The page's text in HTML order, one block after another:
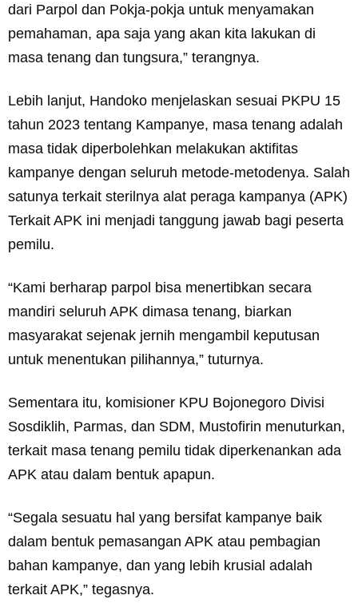
dari Parpol dan Pokja-pokja untuk menyamakan
pemahaman, apa saja yang akan kita lakukan di
masa tenang dan tungsura,” terangnya.
Lebih lanjut, Handoko menjelaskan sesuai PKPU 15
tahun 2023 tentang Kampanye, masa tenang adalah
masa tidak diperbolehkan melakukan aktifitas
kampanye dengan seluruh metode-metodenya. Salah
satunya terkait sterilnya alat peraga kampanya (APK)
Terkait APK ini menjadi tanggung jawab bagi peserta
pemilu.
“Kami berharap parpol bisa menertibkan secara
mandiri seluruh APK dimasa tenang, biarkan
masyarakat sejenak jernih mengambil keputusan
untuk menentukan pilihannya,” tuturnya.
Sementara itu, komisioner KPU Bojonegoro Divisi
Sosdiklih, Parmas, dan SDM, Mustofirin menuturkan,
terkait masa tenang pemilu tidak diperkenankan ada
APK atau dalam bentuk apapun.
“Segala sesuatu hal yang bersifat kampanye baik
dalam bentuk pemasangan APK atau pembagian
bahan kampanye, dan yang lebih krusial adalah
terkait APK,” tegasnya.